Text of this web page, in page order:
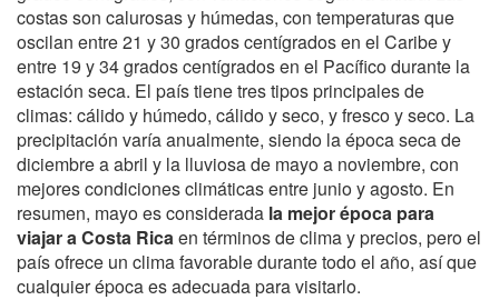
costas son calurosas y húmedas, con temperaturas que
oscilan entre 21 y 30 grados centígrados en el Caribe y
entre 19 y 34 grados centígrados en el Pacífico durante la
estación seca. El país tiene tres tipos principales de
climas: cálido y húmedo, cálido y seco, y fresco y seco. La
precipitación varía anualmente, siendo la época seca de
diciembre a abril y la lluviosa de mayo a noviembre, con
mejores condiciones climáticas entre junio y agosto. En
resumen, mayo es considerada la mejor época para
viajar a Costa Ricaen términos de clima y precios, pero el
país ofrece un clima favorable durante todo el año, así que
cualquier época es adecuada para visitarlo.